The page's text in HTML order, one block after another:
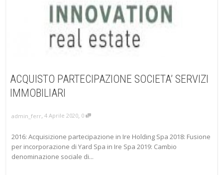
ACQUISTO PARTECIPAZIONE SOCIETA’ SERVIZI
IMMOBILIARI
admin_ferr, 4 Aprile 2020, 0
2016: Acquisizione partecipazione in Ire Holding Spa 2018: Fusione
per incorporazione di Yard Spa in Ire Spa 2019: Cambio
denominazione sociale di...